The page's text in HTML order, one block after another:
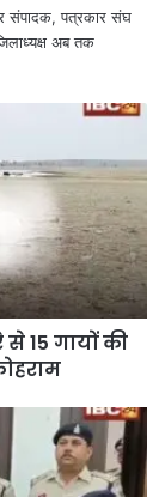
संपादक, पत्रकार संघ
अब तक
15 गायों की